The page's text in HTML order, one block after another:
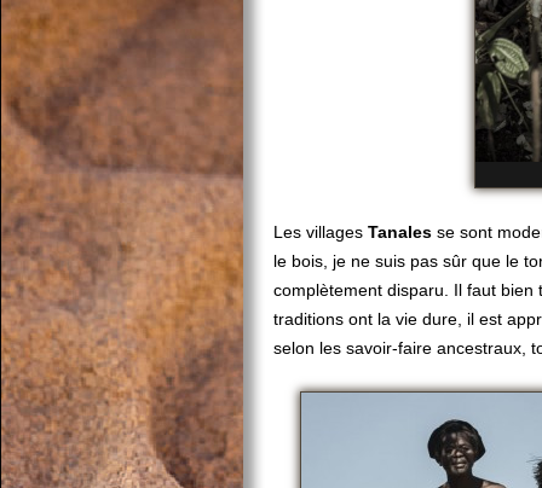
Les villages Tanales se sont
le bois, je ne suis pas sûr que le
complètement disparu. Il faut
traditions ont la vie dure, il est
selon les savoir-faire ancestraux,